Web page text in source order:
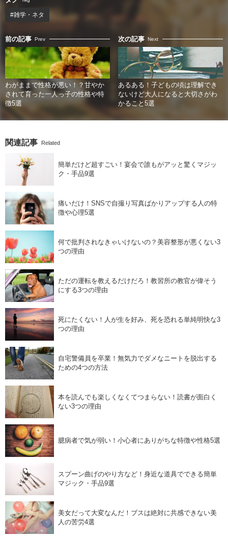
#雑学・ネタ
前の記事 Prev
わがままで性格が悪い！？甘やか
されて育った一人っ子の性格や特
徴5選
次の記事 Next
あるある！子どもの頃は理解でき
ないけど大人になると大切さがわ
かること5選
関連記事 Related
簡単だけど超すごい！宴会で誰もがアッと驚くマジッ
ク・手品9選
痛いだけ！SNSで自撮り写真ばかりアップする人の特
徴や心理5選
何で批判されなきゃいけないの？美容整形が悪くない3
つの理由
ただの運転を教えるだけだろ！教習所の教官が偉そう
にする3つの理由
死にたくない！人が生を好み、死を恐れる単純明快な3
つの理由
自宅警備員を卒業！無気力でダメなニートを脱出する
ための4つの方法
本を読んでも楽しくなくてつまらない！読書が面白く
ない3つの理由
臆病者で気が弱い！小心者にありがちな特徴や性格5選
スプーン曲げのやり方など！身近な道具でできる簡単
マジック・手品9選
美女だって大変なんだ！ブスは絶対に共感できない美
人の苦労4選